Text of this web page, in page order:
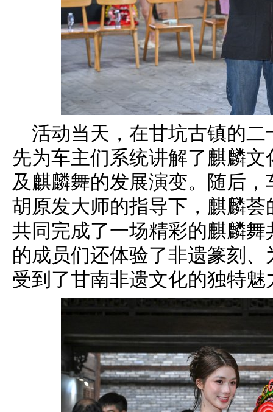
活动当天，在甘坑古镇的
先为车主们系统讲解了麒麟
及麒麟舞的发展演变。随后
胡原发大师的指导下，麒麟
共同完成了一场精彩的麒麟
的成员们还体验了非遗篆刻
受到了甘南非遗文化的独特魅